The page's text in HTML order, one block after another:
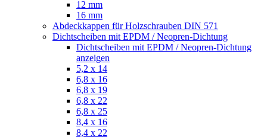
12 mm
16 mm
Abdeckkappen für Holzschrauben DIN 571
Dichtscheiben mit EPDM / Neopren-Dichtung
Dichtscheiben mit EPDM / Neopren-Dichtung
anzeigen
5,2 x 14
6,8 x 16
6,8 x 19
6,8 x 22
6,8 x 25
8,4 x 16
8,4 x 22